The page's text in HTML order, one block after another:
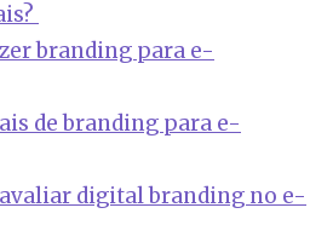
branding para e-
de branding para e-
digital branding no e-